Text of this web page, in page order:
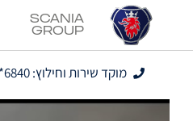
Scania
Group
מוקד שירות וחילוץ: 6840*